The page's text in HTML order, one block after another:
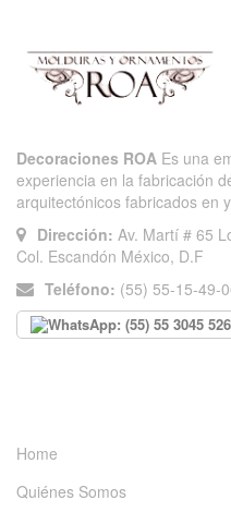
Decoraciones ROA Es una
experiencia en la fabricación
arquitectónicos fabricados en
Dirección: Av. Martí # 65
Col. Escandón México, D.F
Teléfono: (55) 55-15-49-
Home
Quiénes Somos